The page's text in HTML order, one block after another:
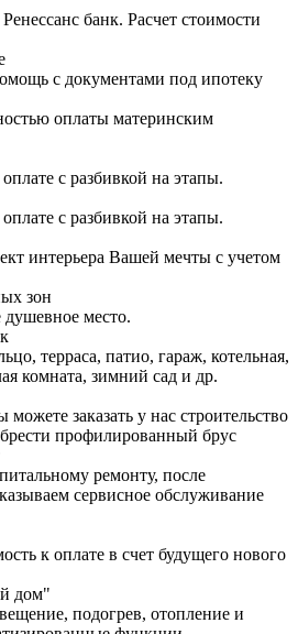
банк. Расчет стоимости
с документами под ипотеку
оплаты материнским
с разбивкой на этапы.
с разбивкой на этапы.
интерьера Вашей мечты с учетом
зон
душевное место.
терраса, патио, гараж, котельная,
комната, зимний сад и др.
заказать у нас строительство
профилированный брус
ремонту, после
сервисное обслуживание
к оплате в счет будущего нового
дом"
подогрев, отопление и